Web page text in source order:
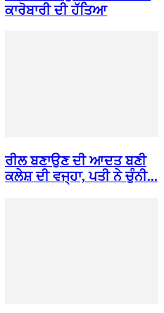
ਕਾਰੋਬਾਰੀ ਦੀ ਹੱਤਿਆ
ਰੀਲ ਬਣਾਉਣ ਦੀ ਆਦਤ ਬਣੀ
ਕਲੇਸ਼ ਦੀ ਵਜ੍ਹਾ, ਪਤੀ ਨੇ ਚੁੰਨੀ...